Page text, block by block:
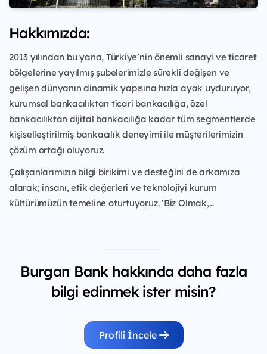
Hakkımızda:
2013 yılından bu yana, Türkiye’nin önemli sanayi ve ticaret
bölgelerine yayılmış şubelerimizle sürekli değişen ve
gelişen dünyanın dinamik yapısına hızla ayak uyduruyor,
kurumsal bankacılıktan ticari bankacılığa, özel
bankacılıktan dijital bankacılığa kadar tüm segmentlerde
kişiselleştirilmiş bankacılık deneyimi ile müşterilerimizin
çözüm ortağı oluyoruz.
Çalışanlarımızın bilgi birikimi ve desteğini de arkamıza
alarak; insanı, etik değerleri ve teknolojiyi kurum
kültürümüzün temeline oturtuyoruz. ‘Biz Olmak,...
Burgan Bank hakkında daha fazla
bilgi edinmek ister misin?
Profili İncele